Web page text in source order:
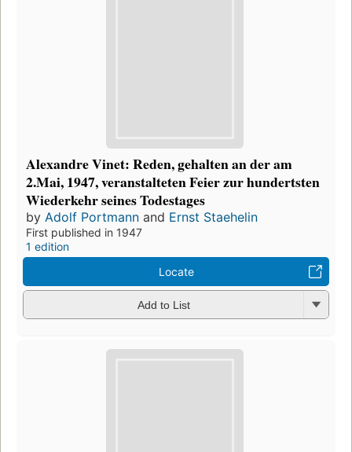
Alexandre Vinet: Reden, gehalten an der am
2.Mai, 1947, veranstalteten Feier zur hundertsten
Wiederkehr seines Todestages
by Adolf Portmann and Ernst Staehelin
First published in 1947
1 edition
Locate
Add to List